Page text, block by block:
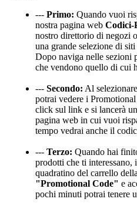
--- Primo: Quando vuoi
nostra pagina web Codici-
nostro direttorio di negozi
una grande selezione di
Dopo naviga nelle sezioni
che vendono quello di cui
--- Secondo: Al
potrai vedere i
click sul link e si lancerà
pagina web in cui vuoi
tempo vedrai anche il
--- Terzo: Quando hai
prodotti che ti interessano,
quadratino del carrello
"Promotional Code" e
pochi minuti potrai tenere